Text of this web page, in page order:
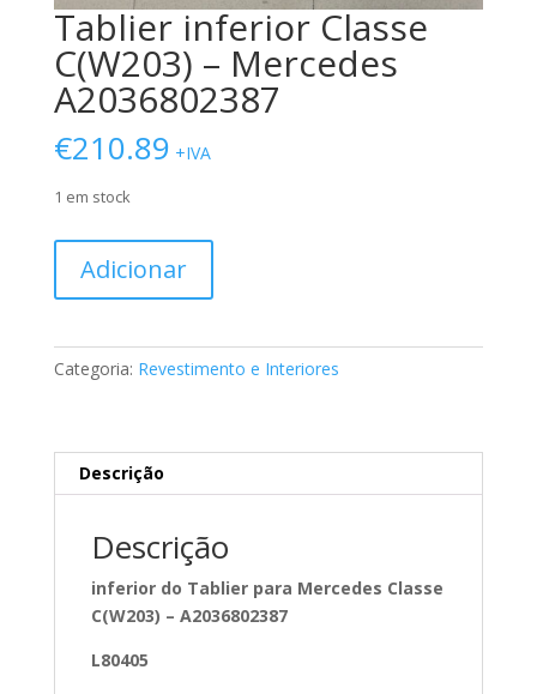
Tablier inferior Classe
C(W203) – Mercedes
A2036802387
€210.89 +IVA
1 em stock
Tablier
Classe
A2036802387
Adicionar
Categoria: Revestimento e Interiores
Descrição
Descrição
inferior do Tablier para Mercedes Classe
C(W203) – A2036802387
L80405